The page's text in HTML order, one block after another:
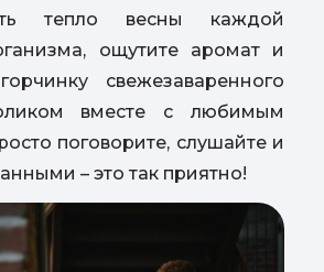
тепло весны каждой
ощутите аромат и
свежезаваренного
вместе с любимым
поговорите, слушайте и
– это так приятно!